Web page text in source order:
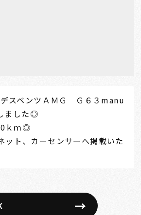
スベンツＡＭＧ Ｇ６３manu
ました◎
ｋｍ◎
ット、カーセンサーへ掲載いた
→